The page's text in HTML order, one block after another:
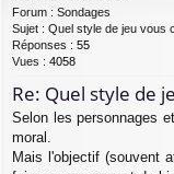
Forum : Sondages
Sujet : Quel style de jeu vous
Réponses : 55
Vues : 4058
Re: Quel style de
Selon les personnages
moral.
Mais l'objectif (souvent